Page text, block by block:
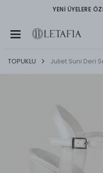
YENİ ÜYELERE
TOPUKLU Juliet Suni Deri